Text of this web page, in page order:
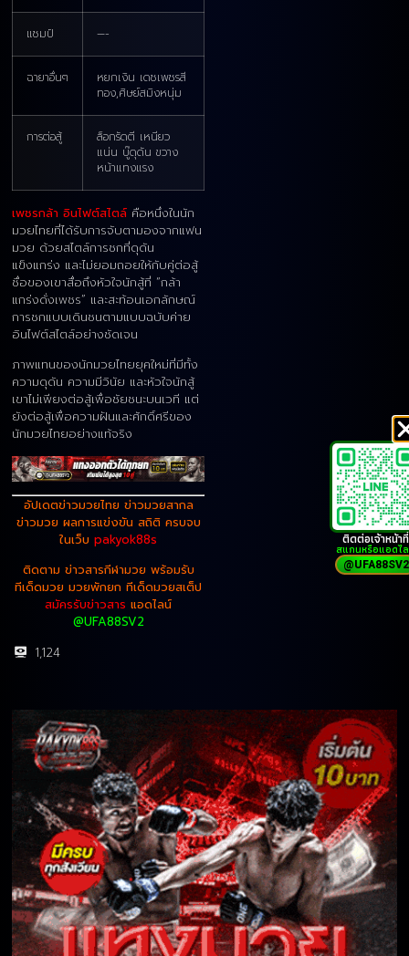
แชมป์ —-
ฉายาอื่นๆ
หยกเงิน เดชเพชรสี
ทอง,ศิษย์สมิงหนุ่ม
การต่อสู้
ล็อกรัดตี เหนียว
แน่น บู๊ดุดัน ขวาง
หน้าแทงแรง
เพชรกล้า อินไฟต์สไตล์ คือหนึ่งในนัก
มวยไทยที่ได้รับการจับตามองจากแฟน
มวย ด้วยสไตล์การชกที่ดุดัน
แข็งแกร่ง และไม่ยอมถอยให้กับคู่ต่อสู้
ชื่อของเขาสื่อถึงหัวใจนักสู้ที่ “กล้า
แกร่งดั่งเพชร” และสะท้อนเอกลักษณ์
การชกแบบเดินชนตามแบบฉบับค่าย
อินไฟต์สไตล์อย่างชัดเจน
ภาพแทนของนักมวยไทยยุคใหม่ที่มีทั้ง
ความดุดัน ความมีวินัย และหัวใจนักสู้
เขาไม่เพียงต่อสู้เพื่อชัยชนะบนเวที แต่
ยังต่อสู้เพื่อความฝันและศักดิ์ศรีของ
นักมวยไทยอย่างแท้จริง
อัปเดตข่าวมวยไทย ข่าวมวยสากล
ข่าวมวย ผลการแข่งขัน สถิติ ครบจบ
ในเว็บ pakyok88s
ติดตาม ข่าวสารกีฬามวย พร้อมรับ
ทีเด็ดมวย มวยพักยก ทีเด็ดมวยสเต็ป
สมัครรับข่าวสาร แอดไลน์
@UFA88SV2
1,124
ติดต่อเจ้าหน้าที่
สแกนหรือแอดไ
@UFA88SV2